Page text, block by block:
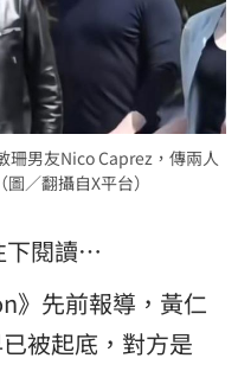
珊男友Nico Caprez，傳兩人
／翻攝自X平台）
下閱讀…
》先前報導，黃仁
被起底，對方是